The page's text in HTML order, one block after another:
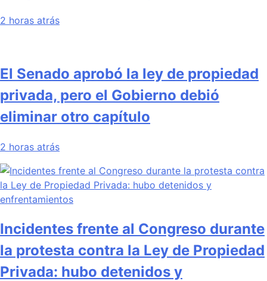
2 horas atrás
El Senado aprobó la ley de propiedad
privada, pero el Gobierno debió
eliminar otro capítulo
2 horas atrás
Incidentes frente al Congreso durante
la protesta contra la Ley de Propiedad
Privada: hubo detenidos y